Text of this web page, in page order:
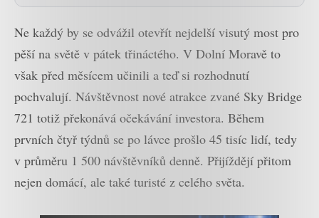
Ne každý by se odvážil otevřít nejdelší visutý most pro
pěší na světě v pátek třináctého. V Dolní Moravě to
však před měsícem učinili a teď si rozhodnutí
pochvalují. Návštěvnost nové atrakce zvané Sky Bridge
721 totiž překonává očekávání investora. Během
prvních čtyř týdnů se po lávce prošlo 45 tisíc lidí, tedy
v průměru 1 500 návštěvníků denně. Přijíždějí přitom
nejen domácí, ale také turisté z celého světa.